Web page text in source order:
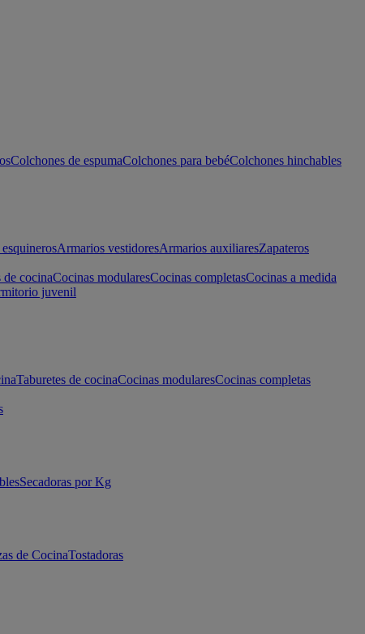
Colchones de espumaColchones para bebéColchones hinchables
Armarios vestidoresArmarios auxiliaresZapateros
cocinaCocinas modularesCocinas completasCocinas a medida
juvenil
Taburetes de cocinaCocinas modularesCocinas completas
Secadoras por Kg
de CocinaTostadoras